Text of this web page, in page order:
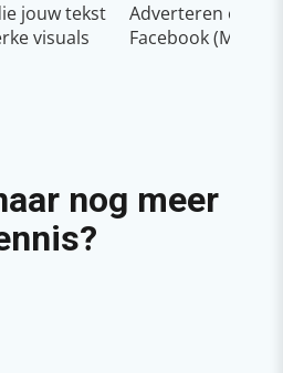
jouw tekst
visuals
Adverteren op
Facebook (Meta)
nog meer